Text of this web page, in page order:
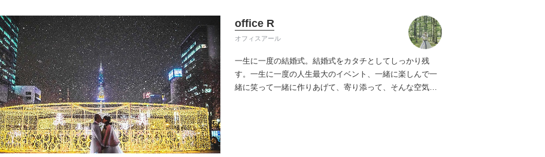
office R
オフィスアール
一生に一度の結婚式。結婚式をカタチとしてしっかり残
す。 一生に一度の人生最大のイベント、一緒に楽しんで一
緒に笑って一緒に作りあげて、寄り添って、 そんな空気で